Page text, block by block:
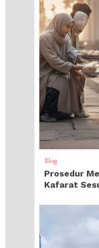
Blog
Prosedur
Kafarat